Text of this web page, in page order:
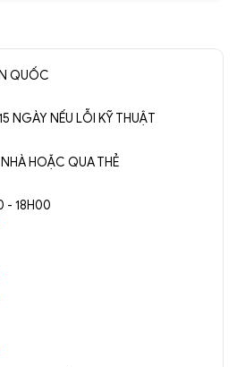
Hiện Đại SC022-
QUỐC
NGÀY NẾU LỖI KỸ THUẬT
HOẶC QUA THẺ
- 18H00